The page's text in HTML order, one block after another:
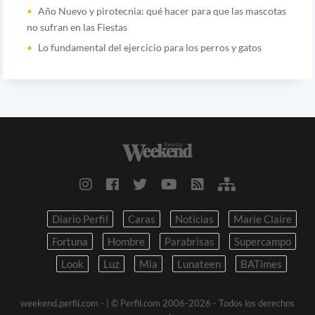
Año Nuevo y pirotecnia: qué hacer para que las mascotas
no sufran en las Fiestas
Lo fundamental del ejercicio para los perros y gatos
Diario Perfil Caras Noticias
Marie Claire
Fortuna
Hombre Parabrisas
Supercampo
Look
Luz Mia Lunateen BATimes
weekend.perfil.com -
| © Perfil.com 2006-2026 - Todos los derechos